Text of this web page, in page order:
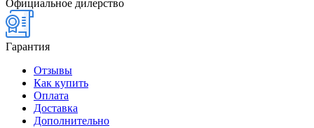
Официальное дилерство
Гарантия
Отзывы
Как купить
Оплата
Доставка
Дополнительно